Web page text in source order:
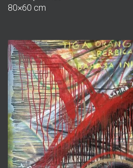
80×60 cm